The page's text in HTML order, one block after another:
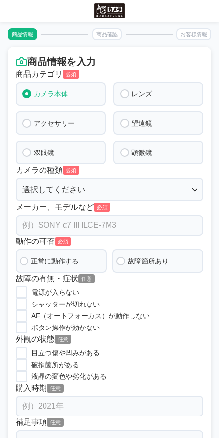
商品情報 商品確認 お客様情報
商品情報を入力
商品カテゴリ 必須
カメラ本体 レンズ
アクセサリー 望遠鏡
双眼鏡 顕微鏡
カメラの種類 必須
メーカー、モデルなど 必須
動作の可否 必須
正常に動作する 故障箇所あり
故障の有無・症状 任意
電源が入らない
シャッターが切れない
AF（オートフォーカス）が動作しない
ボタン操作が効かない
外観の状態 任意
目立つ傷や凹みがある
破損箇所がある
液晶の変色や劣化がある
購入時期 任意
補足事項 任意